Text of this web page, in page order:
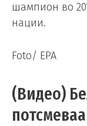
шампион во
нации.
Foto/ EPA
(Видео)